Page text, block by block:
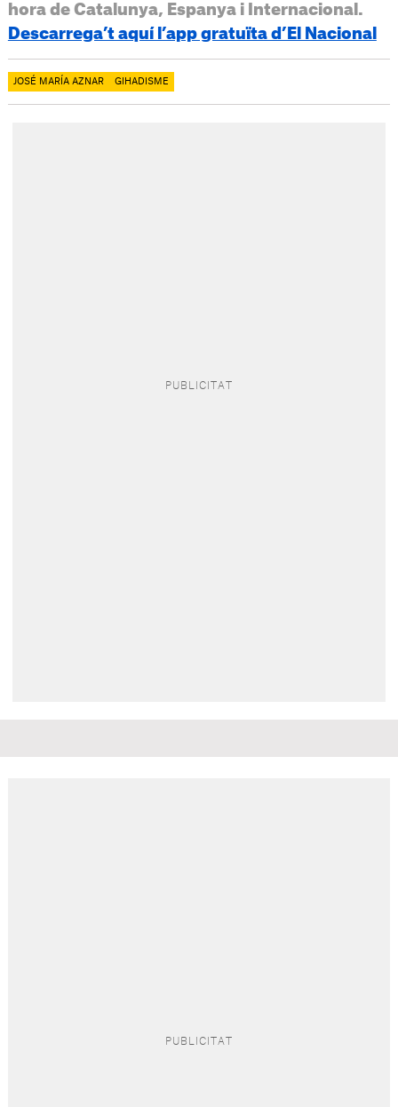
hora de Catalunya, Espanya i Internacional.
Descarrega’t aquí l’app gratuïta d’El Nacional
JOSÉ MARÍA AZNAR GIHADISME